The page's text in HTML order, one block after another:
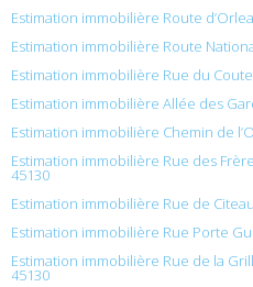
Estimation immobilière Route
Estimation immobilière Route
Estimation immobilière Rue du
Estimation immobilière Allée des
Estimation immobilière Chemin de
Estimation immobilière Rue des
45130
Estimation immobilière Rue de
Estimation immobilière Rue Porte
Estimation immobilière Rue de la
45130